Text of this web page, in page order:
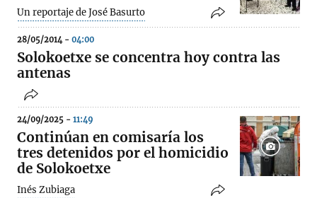
Un reportaje de José Basurto
28/05/2014 - 04:00
Solokoetxe se concentra hoy contra las
antenas
24/09/2025 - 11:49
Continúan en comisaría los
tres detenidos por el homicidio
de Solokoetxe
Inés Zubiaga